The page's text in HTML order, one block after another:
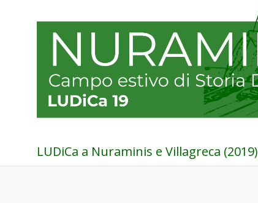
LUDiCa a Nuraminis e Villagreca (2019)